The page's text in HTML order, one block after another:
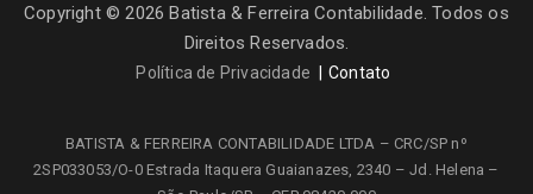
Copyright © 2026 Batista & Ferreira Contabilidade. Todos os
Direitos Reservados.
Política de Privacidade Contato
BATISTA & FERREIRA CONTABILIDADE LTDA – CRC/SP nº
2SP033053/O-0Estrada Itaquera Guaianazes, 2340 – Jd. Helena –